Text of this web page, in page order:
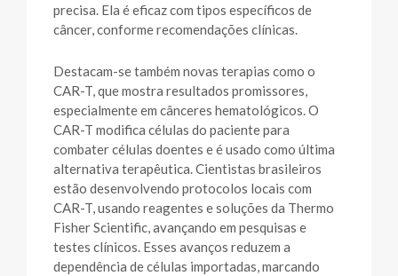
precisa. Ela é eficaz com tipos específicos de
câncer, conforme recomendações clínicas.
Destacam-se também novas terapias como o
CAR-T, que mostra resultados promissores,
especialmente em cânceres hematológicos. O
CAR-T modifica células do paciente para
combater células doentes e é usado como última
alternativa terapêutica. Cientistas brasileiros
estão desenvolvendo protocolos locais com
CAR-T, usando reagentes e soluções da Thermo
Fisher Scientific, avançando em pesquisas e
testes clínicos. Esses avanços reduzem a
dependência de células importadas, marcando